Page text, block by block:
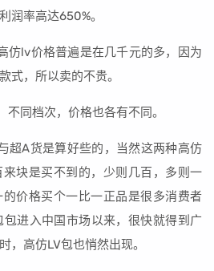
润率高达650%。
仿lv价格普遍是在几千元的多，因为
式，所以卖的不贵。
同档次，价格也各有不同。
超A货是算好些的，当然这两种高仿
块是买不到的，少则几百，多则一
价格买个一比一正品是很多消费者
进入中国市场以来，很快就得到广
，高仿LV包也悄然出现。